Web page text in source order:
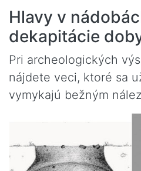
Hlavy v
dekapitácie
Pri archeologických
nájdete veci, ktoré sa
vymykajú bežným